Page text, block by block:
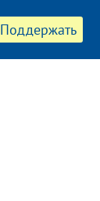
Поддержать